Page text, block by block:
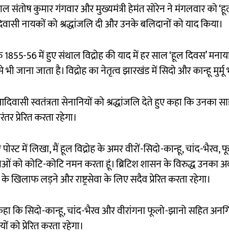
संतोष कुमार गंगवार और मुख्यमंत्री हेमंत सोरेन ने मंगलवार को
नायकों को श्रद्धांजलि दी और उनके बलिदानों को याद किया।
56 में हुए संथाल विद्रोह की याद में हर साल ‘हूल दिवस’
जाना जाता है। विद्रोह का नेतृत्व झारखंड में सिदो और कान्हू मुर्मू
स्वतंत्रता सेनानियों को श्रद्धांजलि देते हुए कहा कि उनका
प्रेरित करता रहेगा।
पोस्ट में लिखा, मैं हूल विद्रोह के अमर वीरों-सिदो-कान्हू, चांद-
को कोटि-कोटि नमन करता हूं। ब्रिटिश शासन के विरुद्ध उनका
लड़ने और राष्ट्रसेवा के लिए सदैव प्रेरित करता रहेगा।
कि सिदो-कान्हू, चांद-भैरव और वीरांगना फूलो-झानो सहित
को प्रेरित करता रहेगा।